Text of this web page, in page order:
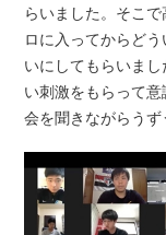
らいました。そこ
ロに入ってからど
いにしてもらいま
い刺激をもらって
会を聞きながらうず